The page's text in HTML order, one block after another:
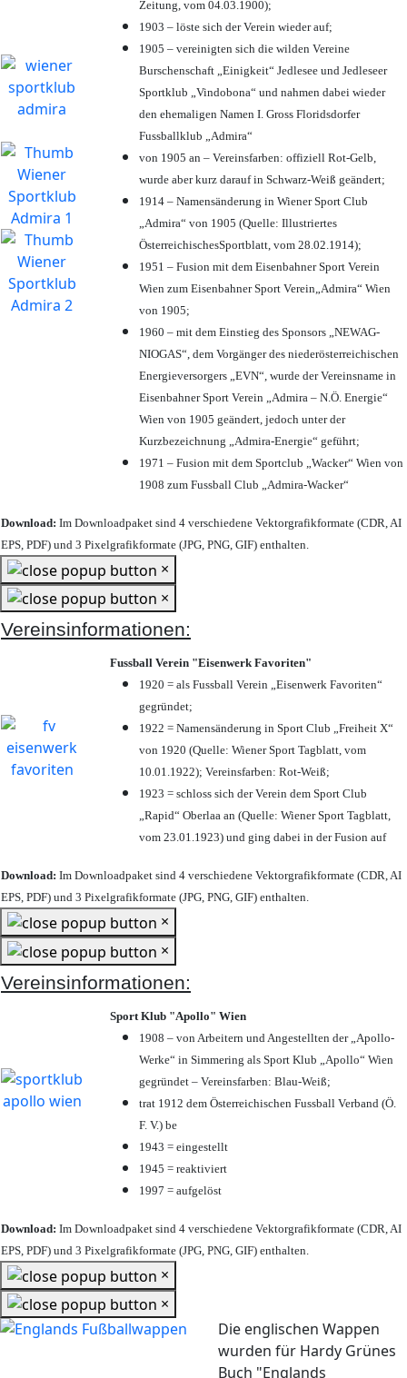
Zeitung, vom 04.03.1900);
1903 – löste sich der Verein wieder auf;
1905 – vereinigten sich die wilden Vereine
Burschenschaft „Einigkeit“ Jedlesee und Jedleseer
Sportklub „Vindobona“ und nahmen dabei wieder
den ehemaligen Namen I. Gross Floridsdorfer
Fussballklub „Admira“
von 1905 an – Vereinsfarben: offiziell Rot-Gelb,
wurde aber kurz darauf in Schwarz-Weiß geändert;
1914 – Namensänderung in Wiener Sport Club
„Admira“ von 1905 (Quelle: Illustriertes
ÖsterreichischesSportblatt, vom 28.02.1914);
1951 – Fusion mit dem Eisenbahner Sport Verein
Wien zum Eisenbahner Sport Verein„Admira“ Wien
von 1905;
1960 – mit dem Einstieg des Sponsors „NEWAG-
NIOGAS“, dem Vorgänger des niederösterreichischen
Energieversorgers „EVN“, wurde der Vereinsname in
Eisenbahner Sport Verein „Admira – N.Ö. Energie“
Wien von 1905 geändert, jedoch unter der
Kurzbezeichnung „Admira-Energie“ geführt;
1971 – Fusion mit dem Sportclub „Wacker“ Wien von
1908 zum Fussball Club „Admira-Wacker“
Download: Im Downloadpaket sind 4 verschiedene Vektorgrafikformate (CDR, AI
EPS, PDF) und 3 Pixelgrafikformate (JPG, PNG, GIF) enthalten.
×
×
Vereinsinformationen:
Fussball Verein "Eisenwerk Favoriten"
1920 = als Fussball Verein „Eisenwerk Favoriten“
gegründet;
1922 = Namensänderung in Sport Club „Freiheit X“
von 1920 (Quelle: Wiener Sport Tagblatt, vom
10.01.1922); Vereinsfarben: Rot-Weiß;
1923 = schloss sich der Verein dem Sport Club
„Rapid“ Oberlaa an (Quelle: Wiener Sport Tagblatt,
vom 23.01.1923) und ging dabei in der Fusion auf
Download: Im Downloadpaket sind 4 verschiedene Vektorgrafikformate (CDR, AI
EPS, PDF) und 3 Pixelgrafikformate (JPG, PNG, GIF) enthalten.
×
×
Vereinsinformationen:
Sport Klub "Apollo" Wien
1908 – von Arbeitern und Angestellten der „Apollo-
Werke“ in Simmering als Sport Klub „Apollo“ Wien
gegründet – Vereinsfarben: Blau-Weiß;
trat 1912 dem Österreichischen Fussball Verband (Ö.
F. V.) be
1943 = eingestellt
1945 = reaktiviert
1997 = aufgelöst
Download: Im Downloadpaket sind 4 verschiedene Vektorgrafikformate (CDR, AI
EPS, PDF) und 3 Pixelgrafikformate (JPG, PNG, GIF) enthalten.
×
×
Die englischen Wappen
wurden für Hardy Grünes
Buch "Englands